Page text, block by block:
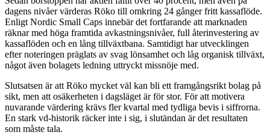
dagens nivåer värderas Röko till omkring 24 gånger fritt kassaflöde.
Enligt Nordic Small Caps innebär det fortfarande att marknaden
räknar med höga framtida avkastningsnivåer, full återinvestering av
kassaflöden och en lång tillväxtbana. Samtidigt har utvecklingen
efter noteringen präglats av svag lönsamhet och låg organisk tillväxt,
något även bolagets ledning uttryckt missnöje med.
Slutsatsen är att Röko mycket väl kan bli ett framgångsrikt bolag på
sikt, men att osäkerheten i dagsläget är för stor. För att motivera
nuvarande värdering krävs fler kvartal med tydliga bevis i siffrorna.
En stark vd-historik räcker inte i sig, i slutändan är det resultaten
som måste tala.